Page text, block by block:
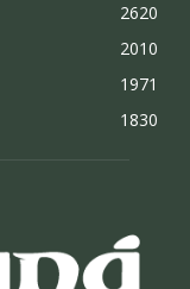
2620
2010
1971
1830